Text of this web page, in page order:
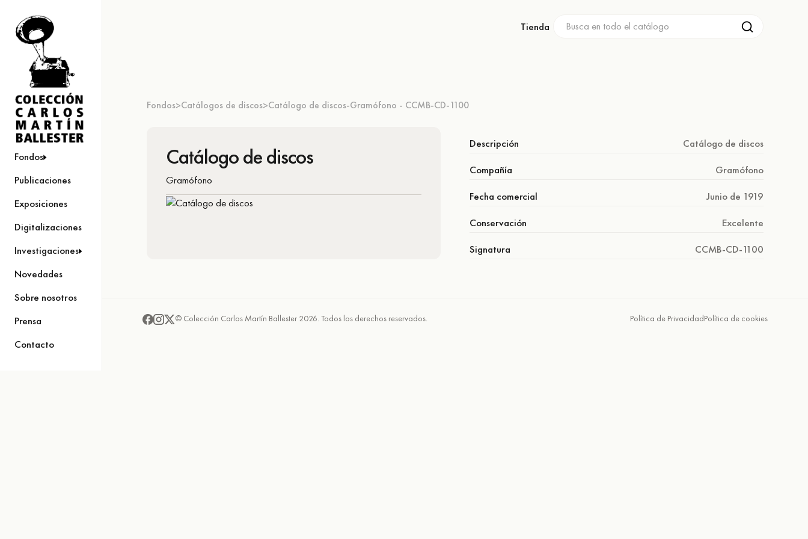
Fondos
Publicaciones
Exposiciones
Digitalizaciones
Investigaciones
Novedades
Sobre nosotros
Prensa
Contacto
Tienda
Fondos>Catálogos de discos>Catálogo de discos-Gramófono - CCMB-CD-1100
Catálogo de discos
Gramófono
Descripción
Catálogo de discos
Compañía
Gramófono
Fecha comercial
Junio de 1919
Conservación
Excelente
Signatura
CCMB-CD-1100
© Colección Carlos Martín Ballester 2026. Todos los derechos reservados. Política de PrivacidadPolítica de cookies